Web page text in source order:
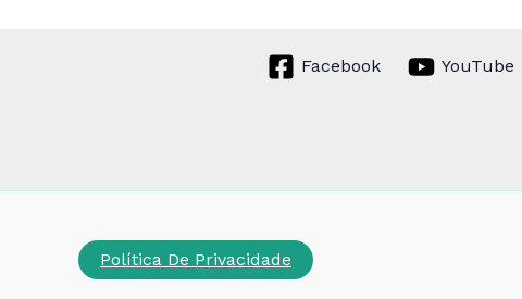
Facebook YouTube
Política De Privacidade